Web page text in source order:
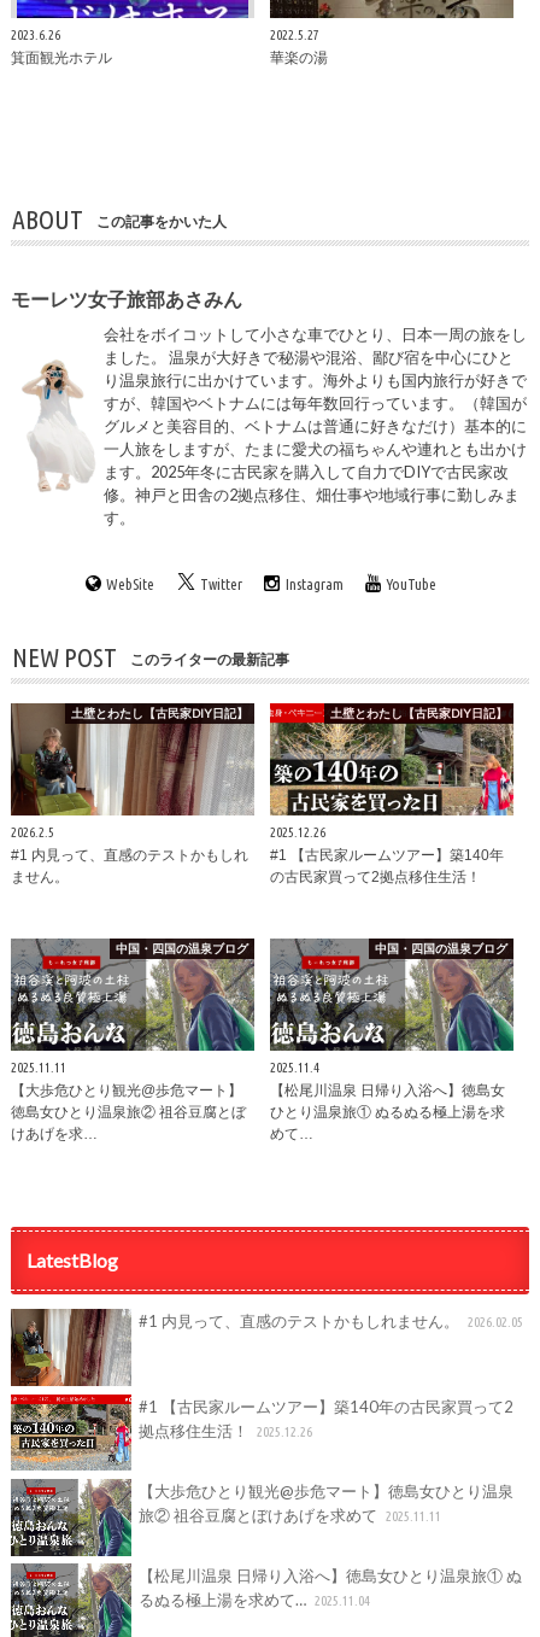
2023.6.26
箕面観光ホテル
2022.5.27
華楽の湯
ABOUT この記事をかいた人
モーレツ女子旅部あさみん
会社をボイコットして小さな車でひとり、日本一周の旅をし
ました。 温泉が大好きで秘湯や混浴、鄙び宿を中心にひと
り温泉旅行に出かけています。海外よりも国内旅行が好きで
すが、韓国やベトナムには毎年数回行っています。（韓国が
グルメと美容目的、ベトナムは普通に好きなだけ）基本的に
一人旅をしますが、たまに愛犬の福ちゃんや連れとも出かけ
ます。2025年冬に古民家を購入して自力でDIYで古民家改
修。神戸と田舎の2拠点移住、畑仕事や地域行事に勤しみま
す。
WebSite Twitter Instagram YouTube
NEW POST このライターの最新記事
土壁とわたし【古民家DIY日記】
2026.2.5
#1 内見って、直感のテストかもしれ
ません。
土壁とわたし【古民家DIY日記】
2025.12.26
#1 【古民家ルームツアー】築140年
の古民家買って2拠点移住生活！
中国・四国の温泉ブログ
2025.11.11
【大歩危ひとり観光@歩危マート】
徳島女ひとり温泉旅② 祖谷豆腐とぼ
けあげを求…
中国・四国の温泉ブログ
2025.11.4
【松尾川温泉 日帰り入浴へ】徳島女
ひとり温泉旅① ぬるぬる極上湯を求
めて…
LatestBlog
#1 内見って、直感のテストかもしれません。 2026.02.05
#1 【古民家ルームツアー】築140年の古民家買って2
拠点移住生活！
2025.12.26
【大歩危ひとり観光@歩危マート】徳島女ひとり温泉
旅② 祖谷豆腐とぼけあげを求めて
2025.11.11
【松尾川温泉 日帰り入浴へ】徳島女ひとり温泉旅① ぬ
るぬる極上湯を求めて… 2025.11.04